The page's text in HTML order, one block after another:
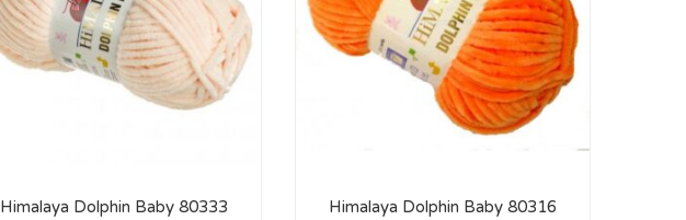
Himalaya Dolphin Baby 80333
Himalaya Dolphin Baby 80316